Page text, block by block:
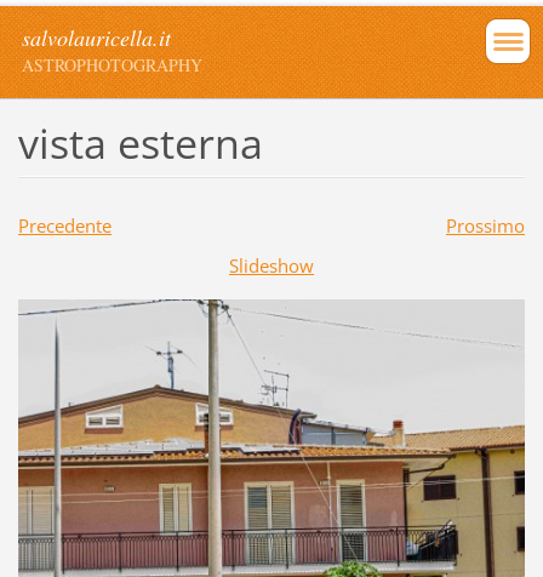
salvolauricella.it
ASTROPHOTOGRAPHY
vista esterna
Precedente
Prossimo
Slideshow